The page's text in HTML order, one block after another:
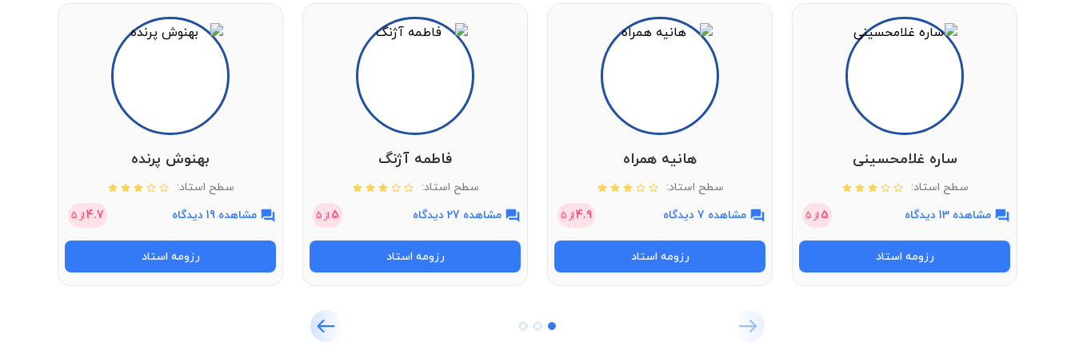
ساره غلامحسینی
سطح استاد:
مشاهده 13 دیدگاه
5 از 5
رزومه استاد
هانیه همراه
سطح استاد:
مشاهده 7 دیدگاه
4.9از 5
رزومه استاد
فاطمه آژنگ
سطح استاد:
مشاهده 27 دیدگاه
5 از 5
رزومه استاد
بهنوش پرنده
سطح استاد:
مشاهده 19 دیدگاه
4.7از 5
رزومه استاد